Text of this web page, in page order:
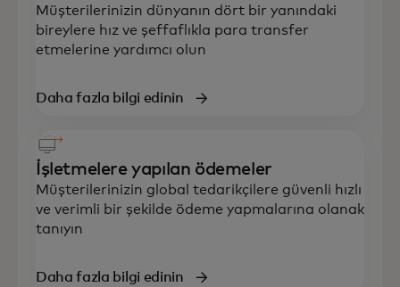
Müşterilerinizin dünyanın dört bir yanındaki
bireylere hız ve şeffaflıkla para transfer
etmelerine yardımcı olun
Daha fazla bilgi edinin
İşletmelere yapılan ödemeler
Müşterilerinizin global tedarikçilere güvenli hızlı
ve verimli bir şekilde ödeme yapmalarına olanak
tanıyın
Daha fazla bilgi edinin